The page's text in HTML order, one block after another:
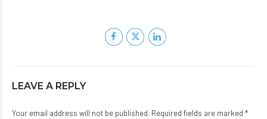
LEAVE A REPLY
Your email address will not be published. Required fields are marked *